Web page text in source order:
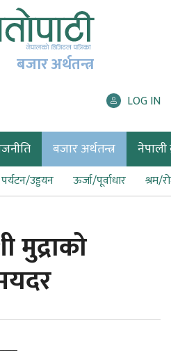
बजार अर्थतन्त्र
LOG IN
बजार अर्थतन्त्र नेपाली
पर्यटन/उड्डयन ऊर्जा/पूर्वाधार श्रम/
मुद्राको